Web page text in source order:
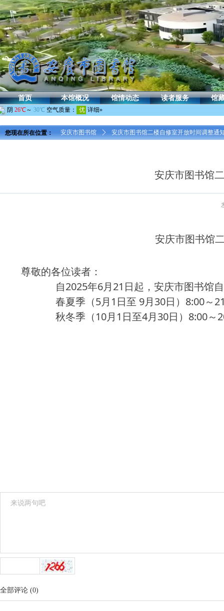
首页 本馆概况 馆情动态 读者服务 馆
安庆市图书馆
安庆市图书馆
尊敬的各位读者：
自2025年6月21日起，安庆市图书馆
春夏季（5月1日至 9月30日）8:00～
秋冬季（10月1日至4月30日）8:00～
您现在所在位置： 安庆市图书馆 ꄲ 安庆市图书馆二楼自修室开放时间调整通
全部评论 (0)